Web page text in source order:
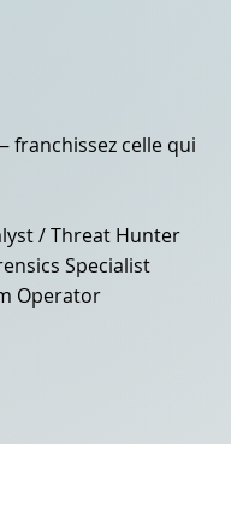
franchissez celle qui
/ Threat Hunter
Specialist
Operator